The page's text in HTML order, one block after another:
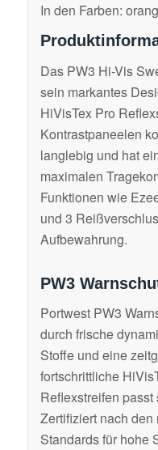
In den Farben:
Das PW3 Hi-Vis
sein markantes
HiVisTex Pro
Kontrastpaneelen
langlebig und hat
maximalen
Funktionen wie
und 3
Aufbewahrung.
PW3
Portwest PW3
durch frische
Stoffe und eine
fortschrittliche
Reflexstreifen
Zertifiziert nach
Standards für hohe